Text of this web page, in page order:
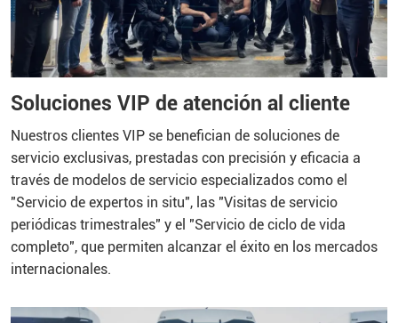
Soluciones VIP de atención al cliente
Nuestros clientes VIP se benefician de soluciones de
servicio exclusivas, prestadas con precisión y eficacia a
través de modelos de servicio especializados como el
"Servicio de expertos in situ", las "Visitas de servicio
periódicas trimestrales" y el "Servicio de ciclo de vida
completo", que permiten alcanzar el éxito en los mercados
internacionales.